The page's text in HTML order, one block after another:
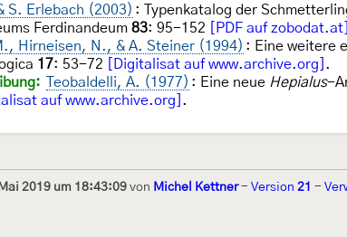
S. Erlebach (2003) : Typenkatalog der
Ferdinandeum 83: 95-152 [PDF auf zobodat.at]
Hirneisen, N., & A. Steiner (1994) : Eine weitere
17: 53-72 [Digitalisat auf www.archive.org] .
Teobaldelli, A. (1977) : Eine neue Hepialus-
auf www.archive.org] .
2019 um 18:43:09 von Michel Kettner- Version 21 -